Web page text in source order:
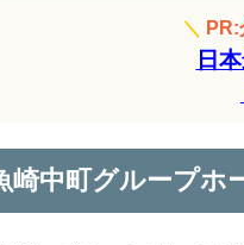
＼ PR:
日
崎中町グループホ